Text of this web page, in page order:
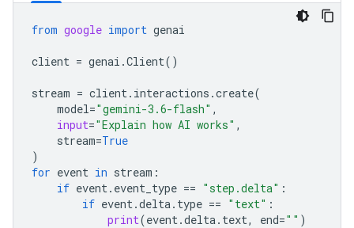
from google import genai
client = genai .Client()
stream = client. interactions .create(
model="gemini-3.6-flash" ,
input="Explain how AI works" ,
stream=True
)
for event in stream :
if event. event_type == "step.delta" :
if event.delta. type == "text" :
print(event.delta. text, end="" )